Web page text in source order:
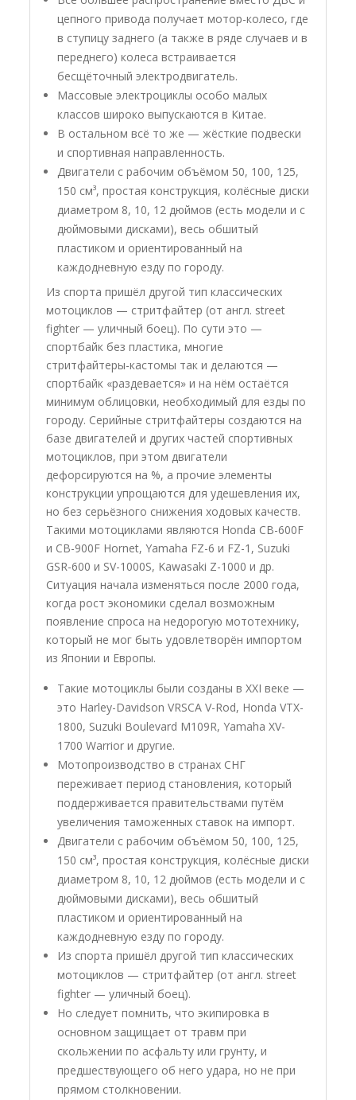
цепного привода получает мотор-колесо, где
в ступицу заднего (а также в ряде случаев и в
переднего) колеса встраивается
бесщёточный электродвигатель.
Массовые электроциклы особо малых
классов широко выпускаются в Китае.
В остальном всё то же — жёсткие подвески
и спортивная направленность.
Двигатели с рабочим объёмом 50, 100, 125,
150 см³, простая конструкция, колёсные диски
диаметром 8, 10, 12 дюймов (есть модели и с
дюймовыми дисками), весь обшитый
пластиком и ориентированный на
каждодневную езду по городу.
Из спорта пришёл другой тип классических
мотоциклов — стритфайтер (от англ. street
fighter — уличный боец). По сути это —
спортбайк без пластика, многие
стритфайтеры-кастомы так и делаются —
спортбайк «раздевается» и на нём остаётся
минимум облицовки, необходимый для езды по
городу. Серийные стритфайтеры создаются на
базе двигателей и других частей спортивных
мотоциклов, при этом двигатели
дефорсируются на %, а прочие элементы
конструкции упрощаются для удешевления их,
но без серьёзного снижения ходовых качеств.
Такими мотоциклами являются Honda CB-600F
и CB-900F Hornet, Yamaha FZ-6 и FZ-1, Suzuki
GSR-600 и SV-1000S, Kawasaki Z-1000 и др.
Ситуация начала изменяться после 2000 года,
когда рост экономики сделал возможным
появление спроса на недорогую мототехнику,
который не мог быть удовлетворён импортом
из Японии и Европы.
Такие мотоциклы были созданы в XXI веке —
это Harley-Davidson VRSCA V-Rod, Honda VTX-
1800, Suzuki Boulevard M109R, Yamaha XV-
1700 Warrior и другие.
Мотопроизводство в странах СНГ
переживает период становления, который
поддерживается правительствами путём
увеличения таможенных ставок на импорт.
Двигатели с рабочим объёмом 50, 100, 125,
150 см³, простая конструкция, колёсные диски
диаметром 8, 10, 12 дюймов (есть модели и с
дюймовыми дисками), весь обшитый
пластиком и ориентированный на
каждодневную езду по городу.
Из спорта пришёл другой тип классических
мотоциклов — стритфайтер (от англ. street
fighter — уличный боец).
Но следует помнить, что экипировка в
основном защищает от травм при
скольжении по асфальту или грунту, и
предшествующего об него удара, но не при
прямом столкновении.